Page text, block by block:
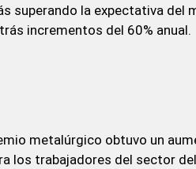
superando la expectativa del
incrementos del 60% anual.
metalúrgico obtuvo un
los trabajadores del sector